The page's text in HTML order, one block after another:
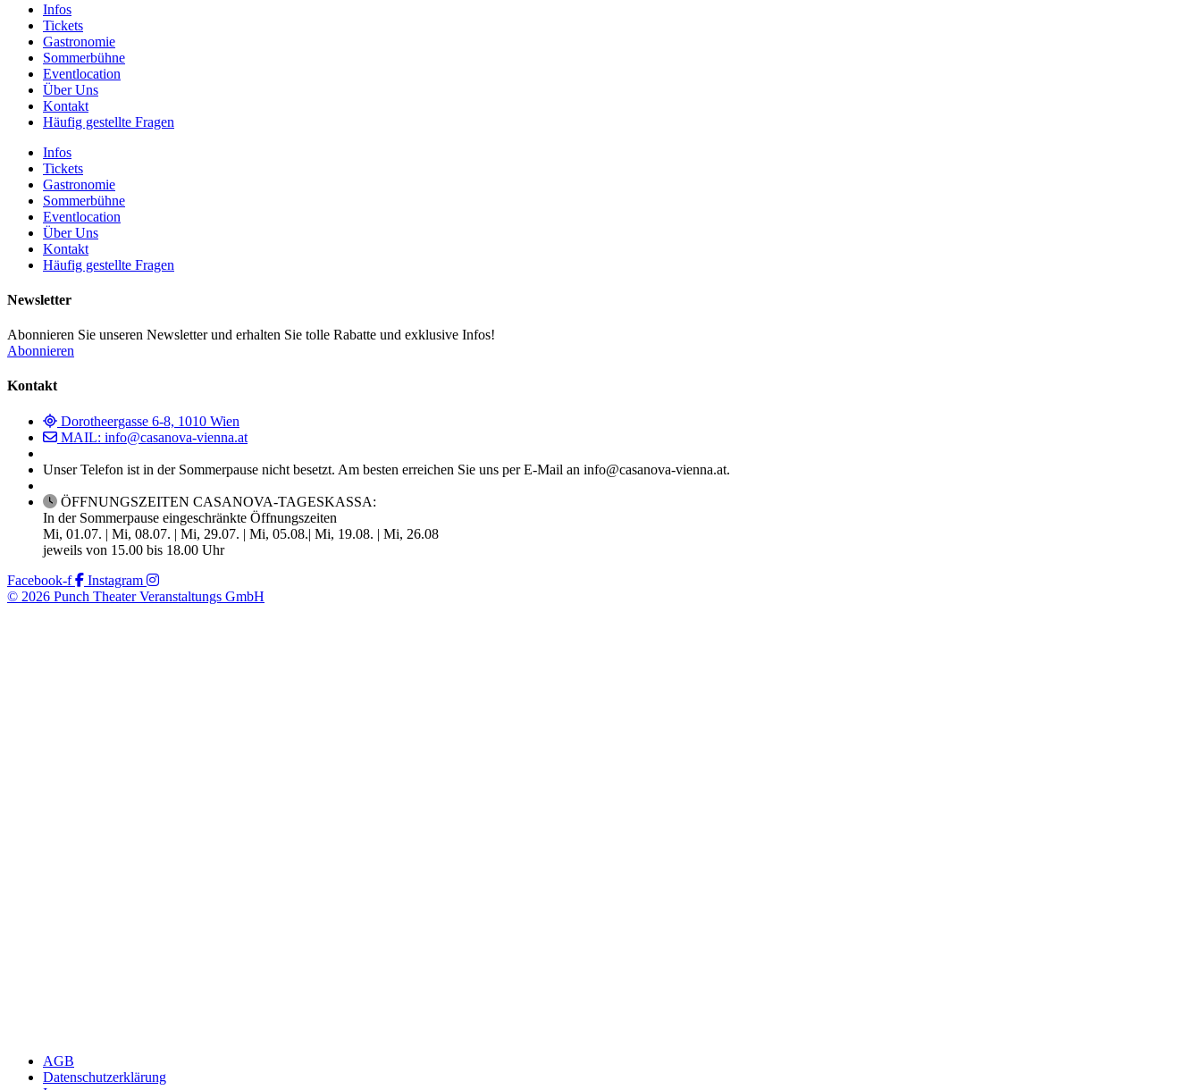
Infos
Tickets
Gastronomie
Sommerbühne
Eventlocation
Über Uns
Kontakt
Häufig gestellte Fragen
Infos
Tickets
Gastronomie
Sommerbühne
Eventlocation
Über Uns
Kontakt
Häufig gestellte Fragen
Newsletter
Abonnieren Sie unseren Newsletter und erhalten Sie tolle Rabatte und exklusive Infos!
Abonnieren
Kontakt
Dorotheergasse 6-8, 1010 Wien
MAIL: info@casanova-vienna.at
Unser Telefon ist in der Sommerpause nicht besetzt. Am besten erreichen Sie uns per E-Mail an info@casanova-vienna.at.
ÖFFNUNGSZEITEN CASANOVA-TAGESKASSA:
In der Sommerpause eingeschränkte Öffnungszeiten
Mi, 01.07. | Mi, 08.07. | Mi, 29.07. | Mi, 05.08.| Mi, 19.08. | Mi, 26.08
jeweils von 15.00 bis 18.00 Uhr
Facebook-f
Instagram
© 2026 Punch Theater Veranstaltungs GmbH
AGB
Datenschutzerklärung